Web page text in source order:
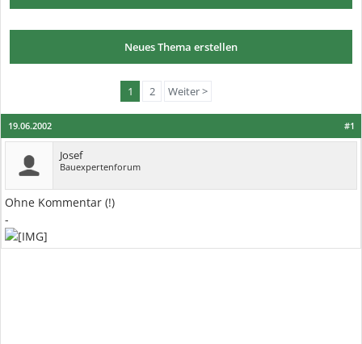
Neues Thema erstellen
1 2 Weiter >
#1
19.06.2002
Josef
Bauexpertenforum
Ohne Kommentar (!)
-